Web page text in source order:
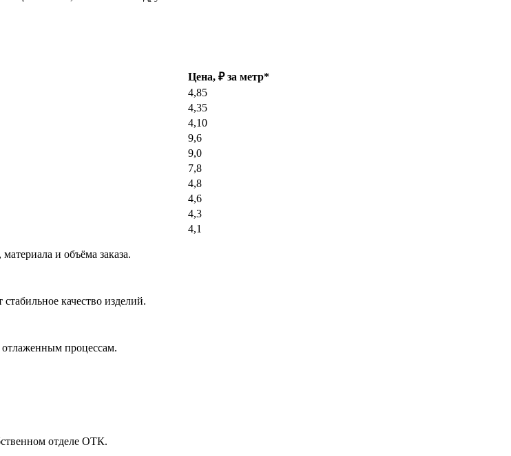
Цена, ₽ за метр*
4,85
4,35
4,10
9,6
9,0
7,8
4,8
4,6
4,3
4,1
и объёма заказа.
качество изделий.
отлаженным процессам.
отделе ОТК.